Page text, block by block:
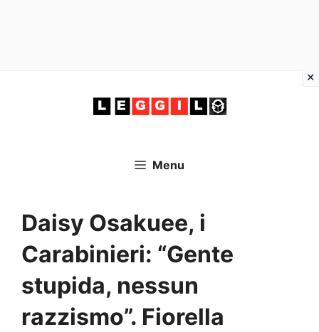
Menu
Daisy Osakuee, i
Carabinieri: “Gente
stupida, nessun
razzismo”. Fiorella